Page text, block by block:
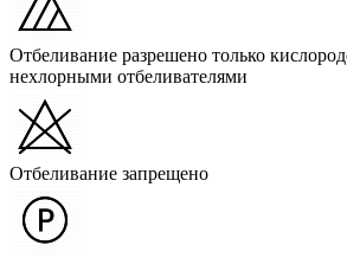
Отбеливание разрешено только
нехлорными отбеливателями
Отбеливание запрещено